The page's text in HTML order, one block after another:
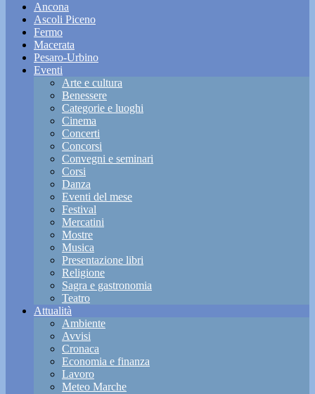
Ancona
Ascoli Piceno
Fermo
Macerata
Pesaro-Urbino
Eventi
Arte e cultura
Benessere
Categorie e luoghi
Cinema
Concerti
Concorsi
Convegni e seminari
Corsi
Danza
Eventi del mese
Festival
Mercatini
Mostre
Musica
Presentazione libri
Religione
Sagra e gastronomia
Teatro
Attualità
Ambiente
Avvisi
Cronaca
Economia e finanza
Lavoro
Meteo Marche